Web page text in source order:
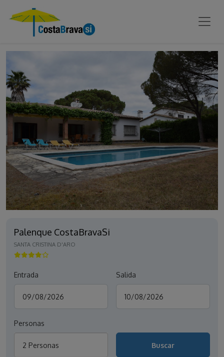
Palenque CostaBravaSi
SANTA CRISTINA D'ARO
Entrada Salida
Personas
2 Personas